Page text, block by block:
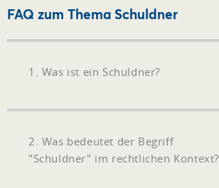
FAQ zum Thema Schuldner
1. Was ist ein Schuldner?
2. Was bedeutet der Begriff
"Schuldner" im rechtlichen Kontext?